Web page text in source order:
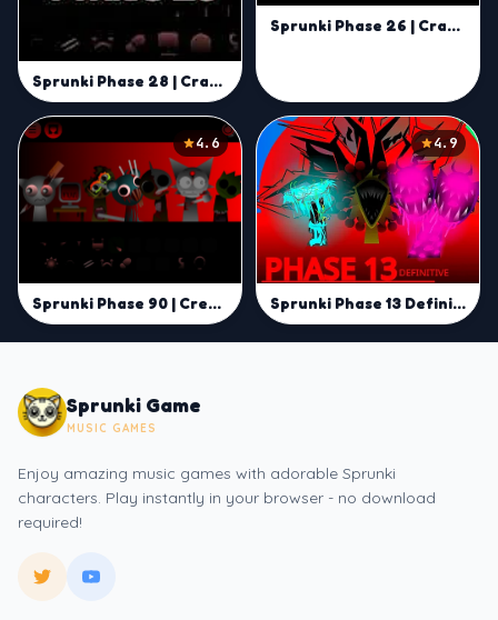
Sprunki Phase 28 | Craft Unique Sounds in the Sprunki Universe
Sprunki Phase 26 | Craft Unique Beats with Energy Flow
4.6
Sprunki Phase 90 | Create Unique Glitchy Beats Online
4.9
Sprunki Phase 13 Definitive | Remix Unique Beats Now
Sprunki Game
MUSIC GAMES
Enjoy amazing music games with adorable Sprunki
characters. Play instantly in your browser - no download
required!